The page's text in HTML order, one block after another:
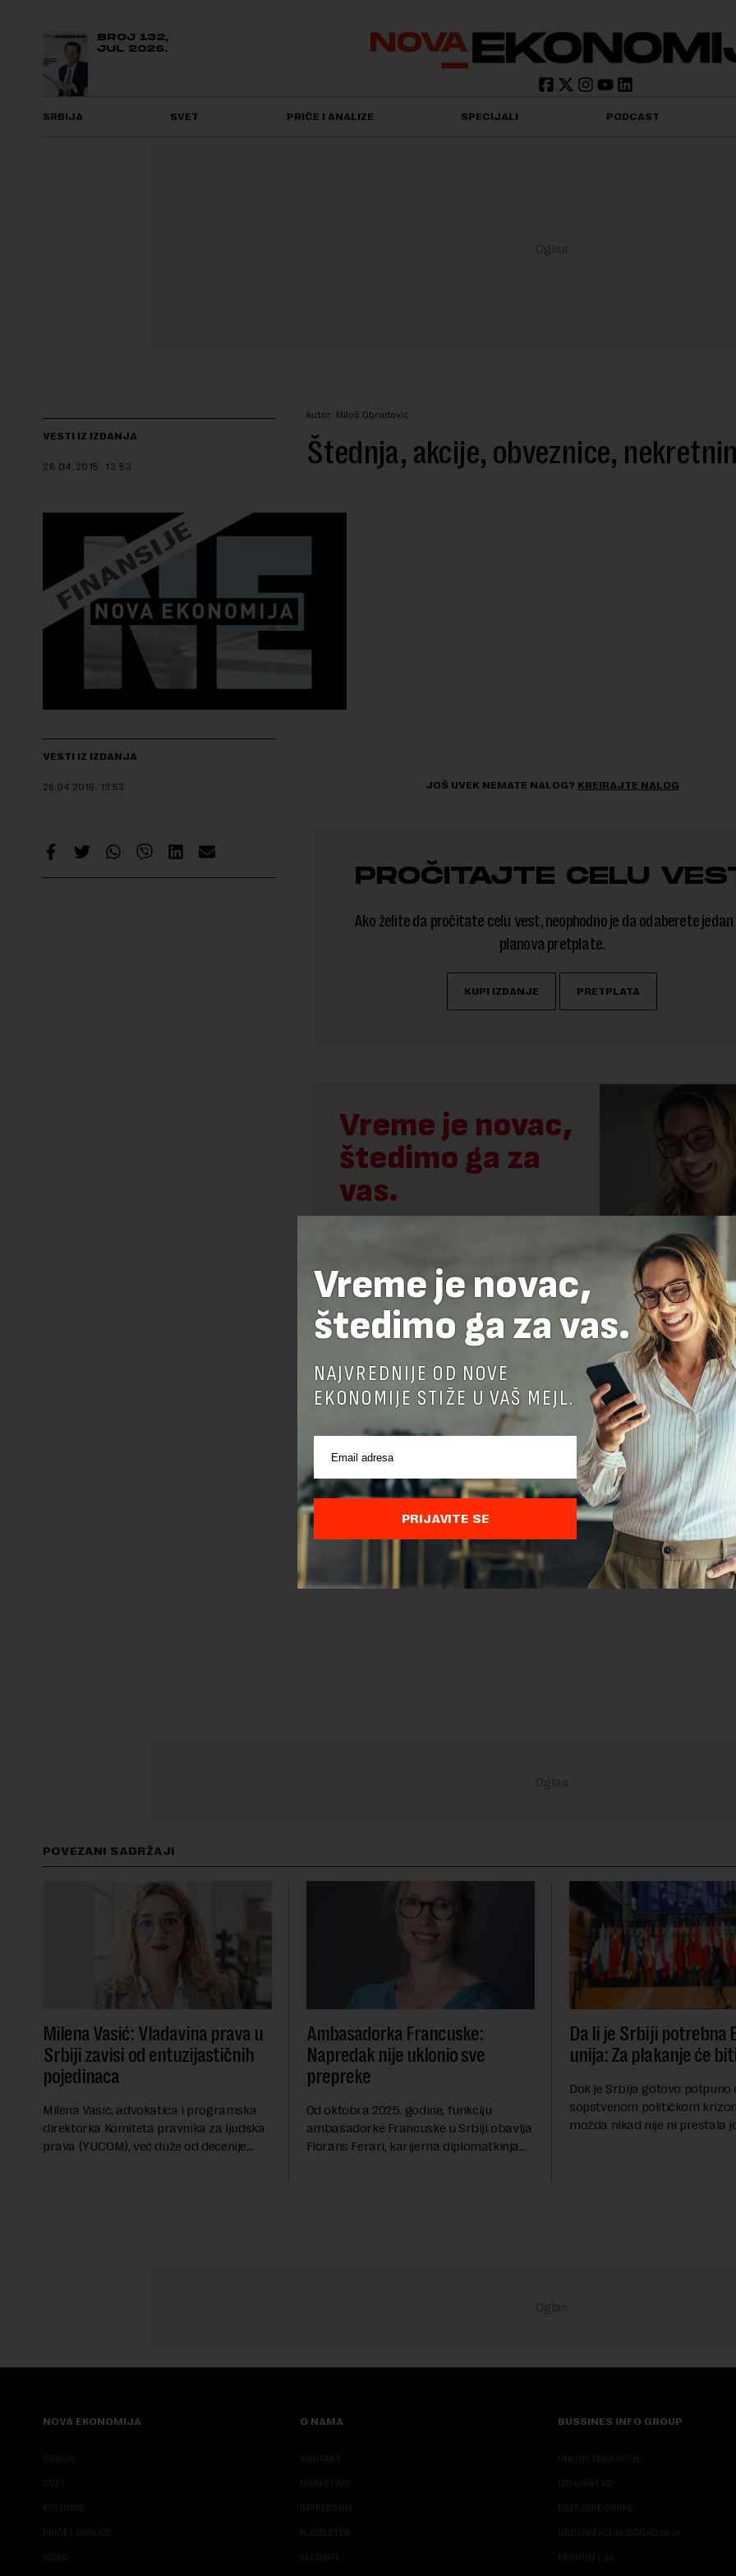
BROJ 132,
JUL 2026.
SRBIJA SVET PRIČE I ANALIZE SPECIJALI PODCAST
VESTI IZ IZDANJA
26.04.2015. 13:53
Autor: Miloš Obradović
Štednja, akcije, obveznice,
VESTI IZ IZDANJA
26.04.2015. 13:53 JOŠ UVEK NEMATE NALOG? KREIRAJTE NALOG
PROČITAJTE CELU
Ako želite da pročitate celu vest, neophodno je da odaberete jedan
planova pretplate.
KUPI IZDANJE PRETPLATA
Vreme je novac,
štedimo ga za
vas.
POVEZANI SADRŽAJI
Milena Vasić: Vladavina prava u
Srbiji zavisi od entuzijastičnih
pojedinaca
Milena Vasić, advokatica i programska
direktorka Komiteta pravnika za ljudska
prava (YUCOM), već duže od decenije
Ambasadorka Francuske:
Napredak nije uklonio sve
prepreke
Od oktobra 2025. godine, funkciju
ambasadorke Francuske u Srbiji obavlja
Florans Ferari, karijerna diplomatkinja
Da li je Srbiji potrebna
unija: Za plakanje će
Dok je Srbija gotovo potpuno
sopstvenom političkom
možda nikad nije ni prestala
NOVA EKONOMIJA
SRBIJA
SVET
KOLUMNE
PRIČE I ANALIZE
VIDEO
O NAMA
KONTAKT
MARKETING
IMPRESSUM
NJUZLETER
KLIJENTI
BUSSINES INFO GROUP
ONLINE EDUKACIJE
IZDAVAŠTVO
MEDIJSKE OBUKE
ORGANIZACIJA DOGADJAJA
EKONOM I JA
Vreme je novac,
štedimo ga za vas.
NAJVREDNIJE OD NOVE
EKONOMIJE STIŽE U VAŠ MEJL.
PRIJAVITE SE